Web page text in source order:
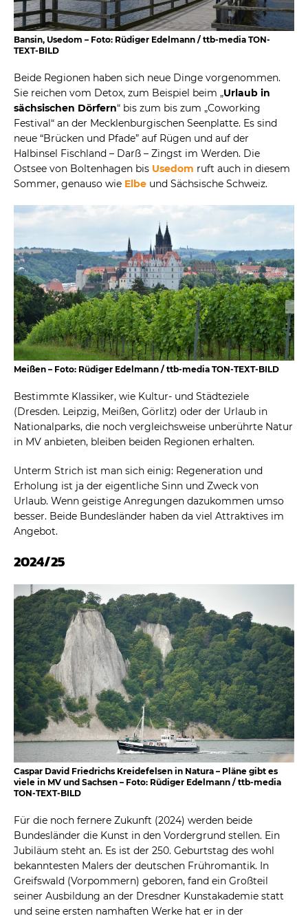
Bansin, Usedom – Foto: Rüdiger Edelmann / ttb-media TON-
TEXT-BILD
Beide Regionen haben sich neue Dinge vorgenommen.
Sie reichen vom Detox, zum Beispiel beim „Urlaub in
sächsischen Dörfern“ bis zum bis zum „Coworking
Festival“ an der Mecklenburgischen Seenplatte. Es sind
neue “Brücken und Pfade” auf Rügen und auf der
Halbinsel Fischland – Darß – Zingst im Werden. Die
Ostsee von Boltenhagen bis Usedom ruft auch in diesem
Sommer, genauso wie Elbe und Sächsische Schweiz.
Meißen – Foto: Rüdiger Edelmann / ttb-media TON-TEXT-BILD
Bestimmte Klassiker, wie Kultur- und Städteziele
(Dresden. Leipzig, Meißen, Görlitz) oder der Urlaub in
Nationalparks, die noch vergleichsweise unberührte Natur
in MV anbieten, bleiben beiden Regionen erhalten.
Unterm Strich ist man sich einig: Regeneration und
Erholung ist ja der eigentliche Sinn und Zweck von
Urlaub. Wenn geistige Anregungen dazukommen umso
besser. Beide Bundesländer haben da viel Attraktives im
Angebot.
2024/25
Caspar David Friedrichs Kreidefelsen in Natura – Pläne gibt es
viele in MV und Sachsen – Foto: Rüdiger Edelmann / ttb-media
TON-TEXT-BILD
Für die noch fernere Zukunft (2024) werden beide
Bundesländer die Kunst in den Vordergrund stellen. Ein
Jubiläum steht an. Es ist der 250. Geburtstag des wohl
bekanntesten Malers der deutschen Frühromantik. In
Greifswald (Vorpommern) geboren, fand ein Großteil
seiner Ausbildung an der Dresdner Kunstakademie statt
und seine ersten namhaften Werke hat er in der